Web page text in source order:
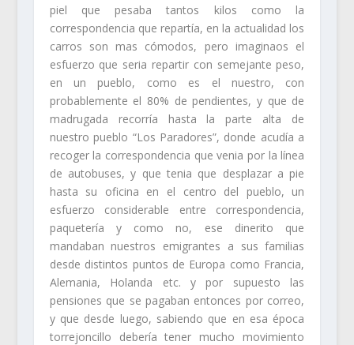
piel que pesaba tantos kilos como la
correspondencia que repartía, en la actualidad los
carros son mas cómodos, pero imaginaos el
esfuerzo que seria repartir con semejante peso,
en un pueblo, como es el nuestro, con
probablemente el 80% de pendientes, y que de
madrugada recorría hasta la parte alta de
nuestro pueblo “Los Paradores”, donde acudía a
recoger la correspondencia que venia por la línea
de autobuses, y que tenia que desplazar a pie
hasta su oficina en el centro del pueblo, un
esfuerzo considerable entre correspondencia,
paquetería y como no, ese dinerito que
mandaban nuestros emigrantes a sus familias
desde distintos puntos de Europa como Francia,
Alemania, Holanda etc. y por supuesto las
pensiones que se pagaban entonces por correo,
y que desde luego, sabiendo que en esa época
torrejoncillo debería tener mucho movimiento